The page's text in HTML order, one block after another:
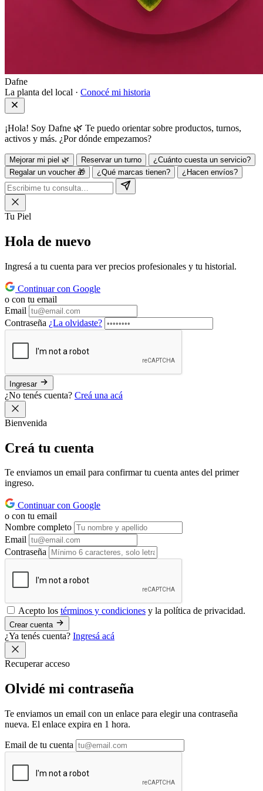
Dafne
La planta del local · Conocé mi historia
¡Hola! Soy Dafne 🌿 Te puedo orientar sobre productos, turnos,
activos y más. ¿Por dónde empezamos?
Mejorar mi piel 🌿 Reservar un turno
¿Cuánto cuesta un servicio?
Regalar un voucher 🎁
¿Qué marcas tienen? ¿Hacen envíos?
Tu Piel
Hola de nuevo
Ingresá a tu cuenta para ver precios profesionales y tu historial.
Continuar con Google
o con tu email
Email
Contraseña ¿La olvidaste?
Ingresar
¿No tenés cuenta? Creá una acá
Bienvenida
Creá tu cuenta
Te enviamos un email para confirmar tu cuenta antes del primer
ingreso.
Continuar con Google
o con tu email
Nombre completo
Email
Contraseña
Acepto los términos y condiciones y la política de privacidad.
Crear cuenta
¿Ya tenés cuenta? Ingresá acá
Recuperar acceso
Olvidé mi contraseña
Te enviamos un email con un enlace para elegir una contraseña
nueva. El enlace expira en 1 hora.
Email de tu cuenta